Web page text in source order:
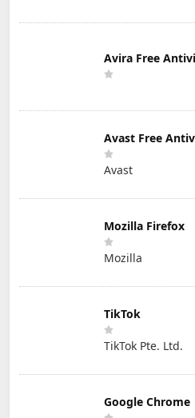
Avira Free
Avast Free
Avast
Mozilla Firefox
Mozilla
TikTok
TikTok Pte. Ltd.
Google Chrome